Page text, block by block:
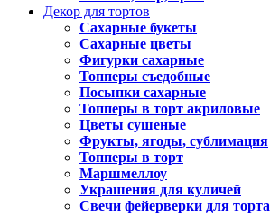
Декор для тортов
Сахарные букеты
Сахарные цветы
Фигурки сахарные
Топперы съедобные
Посыпки сахарные
Топперы в торт акриловые
Цветы сушеные
Фрукты, ягоды, сублимация
Топперы в торт
Маршмеллоу
Украшения для куличей
Свечи фейерверки для торта